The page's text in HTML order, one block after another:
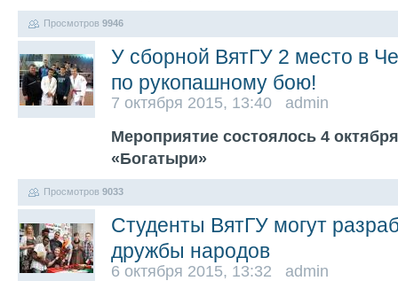
Просмотров 9946
У сборной ВятГУ 2 место в
по рукопашному бою!
7 октября 2015, 13:40 admin
Мероприятие состоялось 4
«Богатыри»
Просмотров 9033
Студенты ВятГУ могут
дружбы народов
6 октября 2015, 13:32 admin